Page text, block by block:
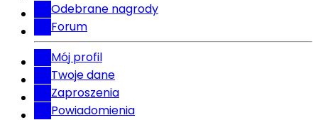
Odebrane nagrody
Forum
Mój profil
Twoje dane
Zaproszenia
Powiadomienia